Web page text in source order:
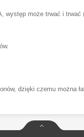
występ może trwać i trwać
dzięki czemu można